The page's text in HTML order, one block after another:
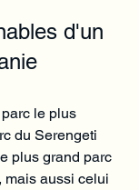
d'un
le plus
du Serengeti
plus grand parc
mais aussi celui